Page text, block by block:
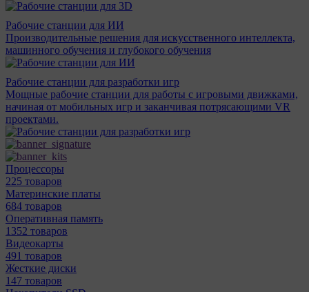
Рабочие станции для ИИ
Производительные решения для искусственного интеллекта,
машинного обучения и глубокого обучения
Рабочие станции для разработки игр
Мощные рабочие станции для работы с игровыми движками,
начиная от мобильных игр и заканчивая потрясающими VR
проектами.
Процессоры
225 товаров
Материнcкие платы
684 товаров
Оперативная память
1352 товаров
Видеокарты
491 товаров
Жесткие диски
147 товаров